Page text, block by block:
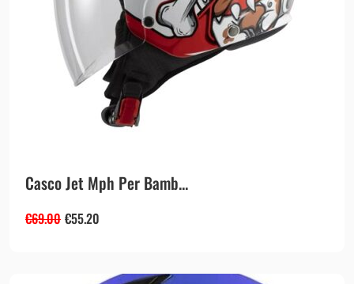
Casco Jet Mph Per Bamb...
€69.00 €55.20